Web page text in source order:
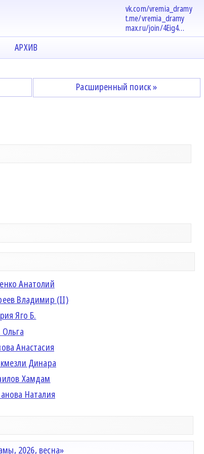
vk.com/vremia_dramy
t.me/vremia_dramy
max.ru/join/4Eig4…
АРХИВ
Расширенный поиск »
Анатолий
Владимир (II)
Яго Б.
Ольга
Анастасия
Динара
Хамдам
Наталия
2026, весна»